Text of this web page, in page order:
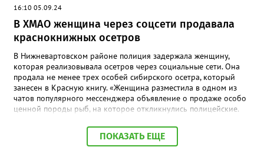
обвинительное заключение, состоявшее из 19 томов. Его судят
по пяти статьям, помимо двух, выдвигаемых ранее, добавились
статьи: угроза убийством, хулиганство, совершенное с
применением оружия, заведомо ложное сообщение об акте
терроризма.
16:10 05.09.24
В ХМАО женщина через соцсети продавала
краснокнижных осетров
В Нижневартовском районе полиция задержала женщину,
которая реализовывала осетров через социальные сети. Она
продала не менее трех особей сибирского осетра, который
занесен в Красную книгу. «Женщина разместила в одном из
чатов популярного мессенджера объявление о продаже особо
ценной породы рыб, на которое откликнулись полицейские.
краснокнижная рыба, приготовленная к дальнейшей
реализации», - сообщили в МВД по ХМАО-Югре. На югорчанку
ПОКАЗАТЬ ЕЩЕ